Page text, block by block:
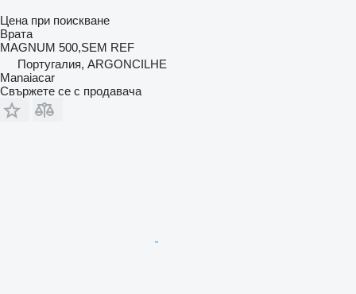
Цена при поискване
Врата
MAGNUM 500,SEM REF
Португалия, ARGONCILHE
Manaiacar
Свържете се с продавача